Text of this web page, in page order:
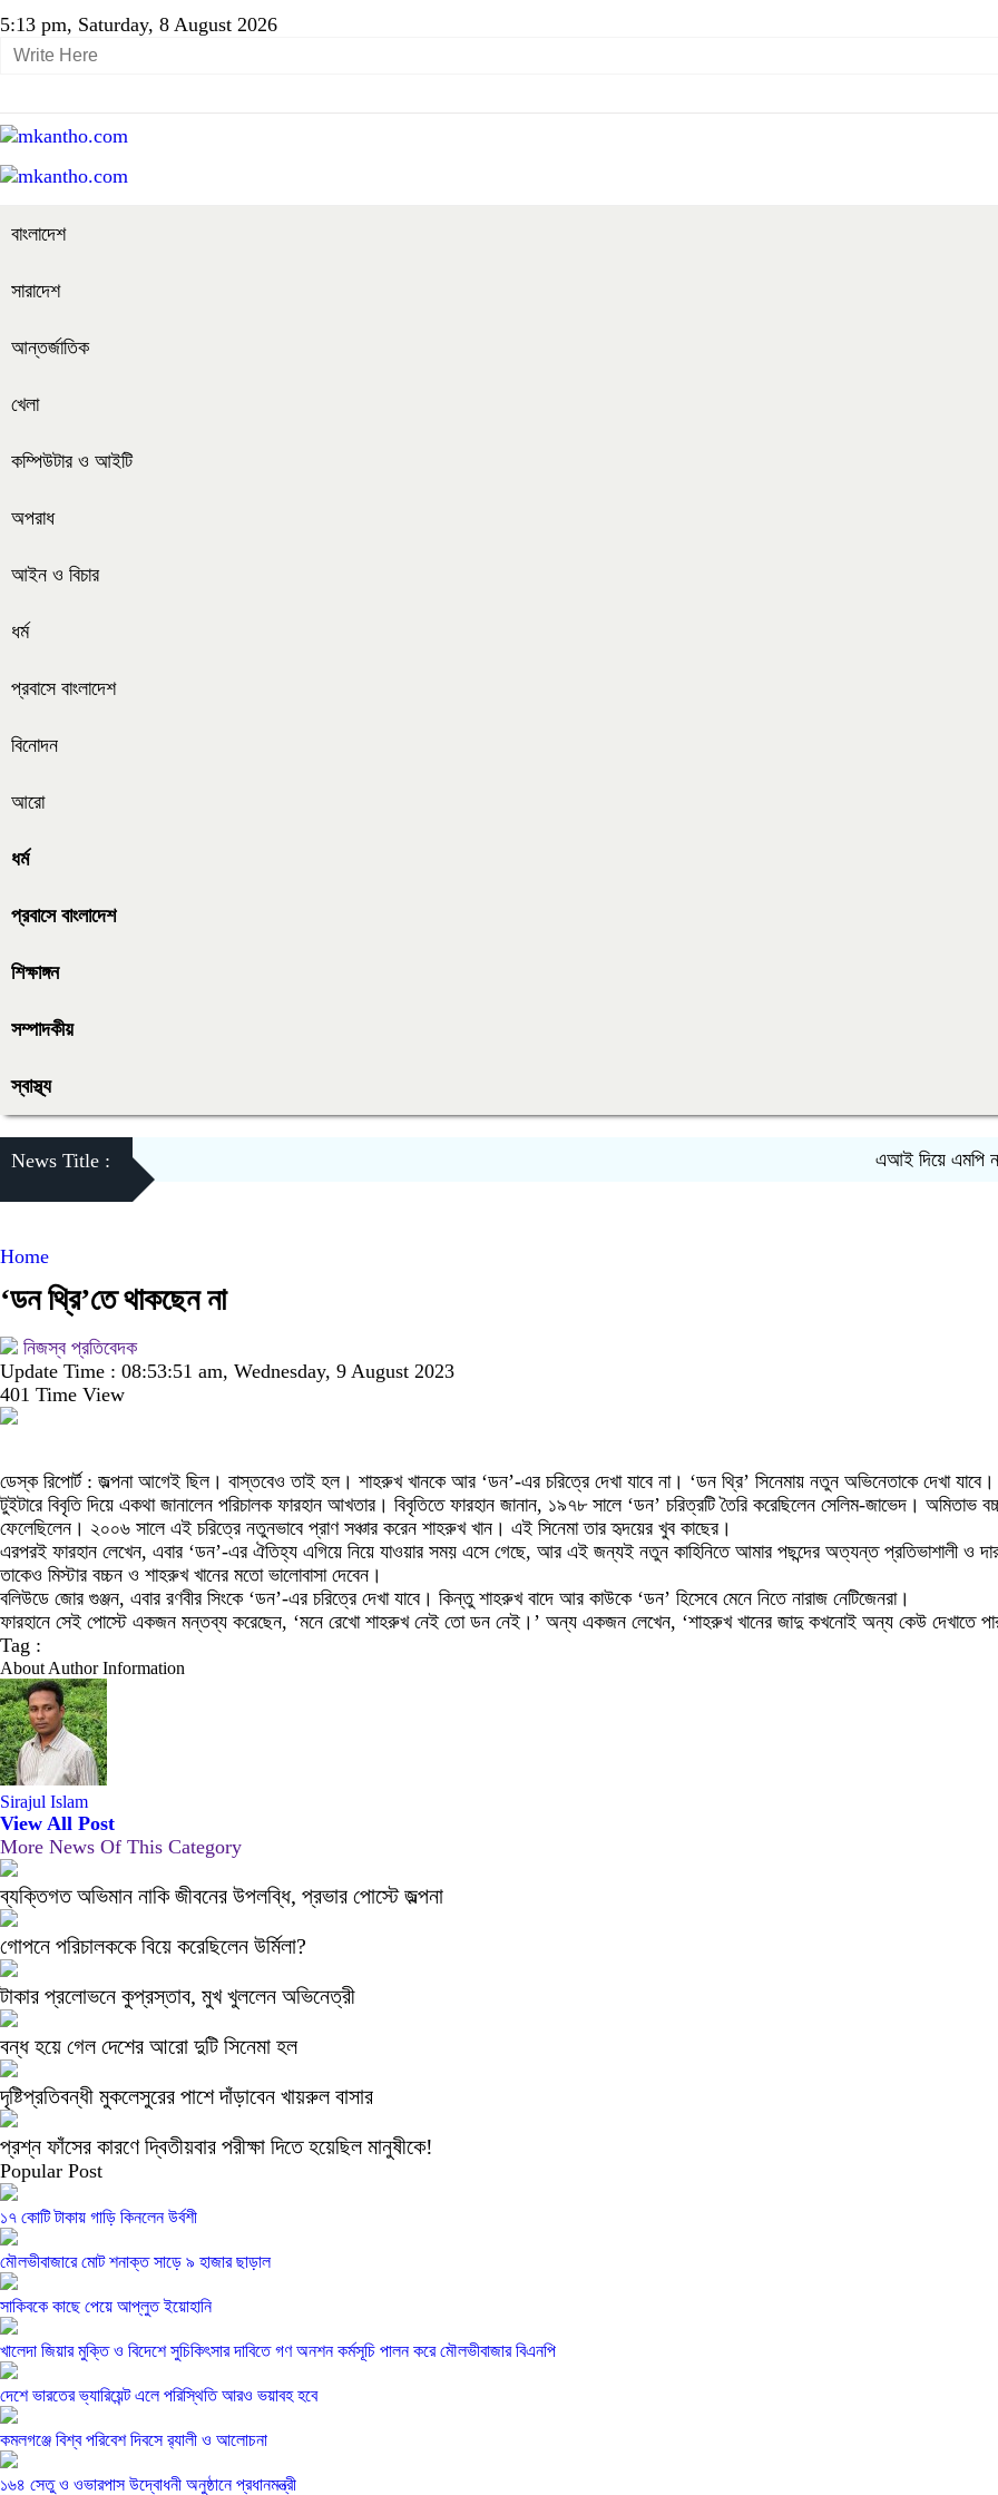
5:13 pm, Saturday, 8 August 2026
বাংলাদেশ
সারাদেশ
আন্তর্জাতিক
খেলা
কম্পিউটার ও আইটি
অপরাধ
আইন ও বিচার
ধর্ম
প্রবাসে বাংলাদেশ
বিনোদন
আরো
ধর্ম
প্রবাসে বাংলাদেশ
শিক্ষাঙ্গন
সম্পাদকীয়
স্বাস্থ্য
News Title : এআই দিয়ে এমপি নাসের
Home
‘ডন থ্রি’তে থাকছেন না
নিজস্ব প্রতিবেদক
Update Time : 08:53:51 am, Wednesday, 9 August 2023
401 Time View
ডেস্ক রিপোর্ট : জল্পনা আগেই ছিল। বাস্তবেও তাই হল। শাহরুখ খানকে আর ‘ডন’-এর চরিত্রে দেখা যাবে না। ‘ডন থ্রি’ সিনেমায় নতুন অভিনেতাকে দেখা যাবে।
টুইটারে বিবৃতি দিয়ে একথা জানালেন পরিচালক ফারহান আখতার। বিবৃতিতে ফারহান জানান, ১৯৭৮ সালে ‘ডন’ চরিত্রটি তৈরি করেছিলেন সেলিম-জাভেদ। অমিতাভ
ফেলেছিলেন। ২০০৬ সালে এই চরিত্রে নতুনভাবে প্রাণ সঞ্চার করেন শাহরুখ খান। এই সিনেমা তার হৃদয়ের খুব কাছের।
এরপরই ফারহান লেখেন, এবার ‘ডন’-এর ঐতিহ্য এগিয়ে নিয়ে যাওয়ার সময় এসে গেছে, আর এই জন্যই নতুন কাহিনিতে আমার পছন্দের অত্যন্ত প্রতিভাশালী
তাকেও মিস্টার বচ্চন ও শাহরুখ খানের মতো ভালোবাসা দেবেন।
বলিউডে জোর গুঞ্জন, এবার রণবীর সিংকে ‘ডন’-এর চরিত্রে দেখা যাবে। কিন্তু শাহরুখ বাদে আর কাউকে ‘ডন’ হিসেবে মেনে নিতে নারাজ নেটিজেনরা।
ফারহানে সেই পোস্টে একজন মন্তব্য করেছেন, ‘মনে রেখো শাহরুখ নেই তো ডন নেই।’ অন্য একজন লেখেন, ‘শাহরুখ খানের জাদু কখনোই অন্য কেউ দেখাতে
Tag :
About Author Information
Sirajul Islam
View All Post
More News Of This Category
ব্যক্তিগত অভিমান নাকি জীবনের উপলব্ধি, প্রভার পোস্টে জল্পনা
গোপনে পরিচালককে বিয়ে করেছিলেন উর্মিলা?
টাকার প্রলোভনে কুপ্রস্তাব, মুখ খুললেন অভিনেত্রী
বন্ধ হয়ে গেল দেশের আরো দুটি সিনেমা হল
দৃষ্টিপ্রতিবন্ধী মুকলেসুরের পাশে দাঁড়াবেন খায়রুল বাসার
প্রশ্ন ফাঁসের কারণে দ্বিতীয়বার পরীক্ষা দিতে হয়েছিল মানুষীকে!
Popular Post
১৭ কোটি টাকায় গাড়ি কিনলেন উর্বশী
মৌলভীবাজারে মোট শনাক্ত সাড়ে ৯ হাজার ছাড়াল
সাকিবকে কাছে পেয়ে আপ্লুত ইয়োহানি
খালেদা জিয়ার মুক্তি ও বিদেশে সুচিকিৎসার দাবিতে গণ অনশন কর্মসূচি পালন করে মৌলভীবাজার বিএনপি
দেশে ভারতের ভ্যারিয়েন্ট এলে পরিস্থিতি আরও ভয়াবহ হবে
কমলগঞ্জে বিশ্ব পরিবেশ দিবসে র‌্যালী ও আলোচনা
১৬৪ সেতু ও ওভারপাস উদ্বোধনী অনুষ্ঠানে প্রধানমন্ত্রী